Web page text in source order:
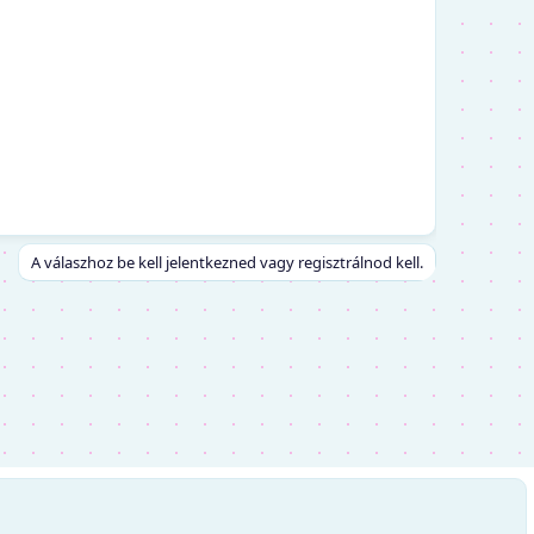
A válaszhoz be kell jelentkezned vagy regisztrálnod kell.